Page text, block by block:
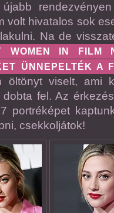
volt hivatalos sok
Na de
WOMEN IN FILM
ÜNNEPELTÉK A
öltönyt viselt, ami
fel. Az
portréképet
csekkoljátok!